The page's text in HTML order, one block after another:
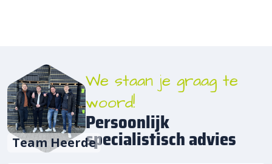
Team Heerde
We staan je graag te
woord!
Persoonlijk
specialistisch advies